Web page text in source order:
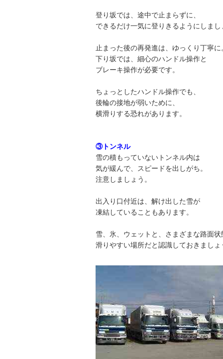
登り坂では、途中で止まらずに、
できるだけ一気に登りきるようにしまし
止まった後の再発進は、ゆっくり丁寧に
下り坂では、細心のハンドル操作と
ブレーキ操作が必要です。
ちょっとしたハンドル操作でも、
後輪の接地が弱いために、
横滑りする恐れがあります。
③トンネル
雪の積もっていないトンネル内は
気が緩んで、スピードを出しがち。
注意しましょう。
出入り口付近は、解け出した雪が
凍結していることもあります。
雪、氷、ウェットと、さまざまな路面状
滑りやすい場所だと認識しておきましょ